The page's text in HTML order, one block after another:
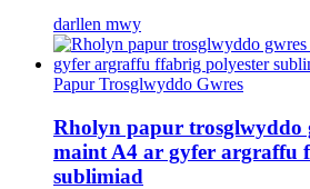
darllen mwy
Papur Trosglwyddo Gwres
Rholyn papur trosglwyddo
maint A4 ar gyfer argraffu
sublimiad